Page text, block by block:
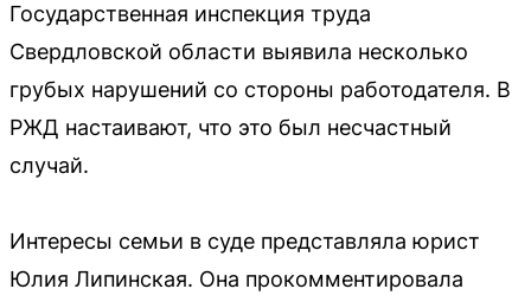
Государственная инспекция труда
Свердловской области выявила несколько
грубых нарушений со стороны работодателя. В
РЖД настаивают, что это был несчастный
случай.
Интересы семьи в суде представляла юрист
Юлия Липинская. Она прокомментировала